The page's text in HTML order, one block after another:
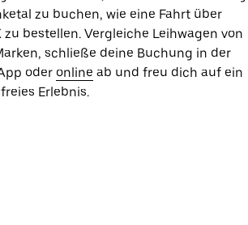
zu buchen, wie eine Fahrt über
zu bestellen. Vergleiche Leihwagen von
schließe deine Buchung in der
oder online ab und freu dich auf ein
Erlebnis.